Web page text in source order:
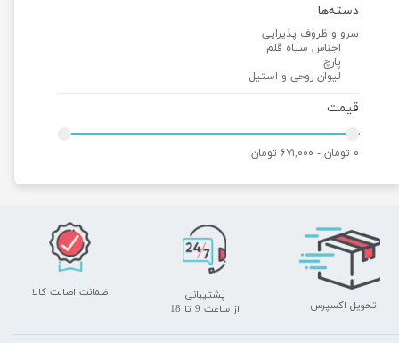
دسته‌ها
سرو و ظروف پذیرایی
اجناس سیاه قلم
پارچ
لیوان روحی و استیل
قیمت
۰ تومان - ۶۷۱,۰۰۰ تومان
تحویل اکسپرس
پشتیبانی
​​​​​​​از ساعت 9 تا 18
ضمانت اصالت کالا